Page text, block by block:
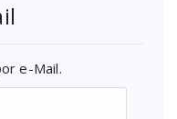
e-Mail.